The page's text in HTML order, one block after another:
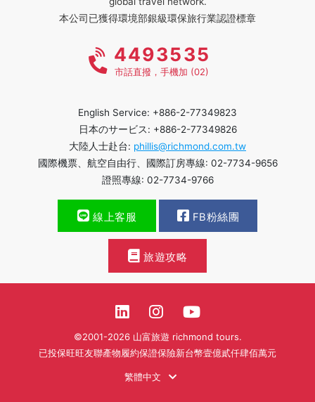
本公司已獲得環境部銀級環保旅行業認證標章
4493535
市話直撥，手機加 (02)
English Service: +886-2-77349823
日本のサービス: +886-2-77349826
大陸人士赴台: phillis@richmond.com.tw
國際機票、航空自由行、國際訂房專線: 02-7734-9656
證照專線: 02-7734-9766
線上客服 FB粉絲團
旅遊攻略
©2001-2026 山富旅遊 richmond tours.
已投保旺旺友聯產物履約保證保險新台幣壹億貳仟肆佰萬元
繁體中文